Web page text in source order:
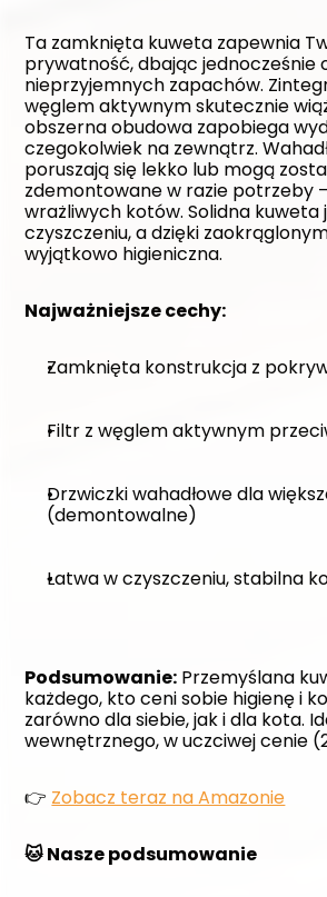
Ta zamknięta kuweta zapewnia
prywatność, dbając jednocześnie
nieprzyjemnych zapachów.
węglem aktywnym skutecznie
obszerna obudowa zapobiega
czegokolwiek na zewnątrz.
poruszają się lekko lub mogą
zdemontowane w razie potrzeby
wrażliwych kotów. Solidna kuweta
czyszczeniu, a dzięki
wyjątkowo higieniczna.
Najważniejsze cechy:
Zamknięta konstrukcja z
Filtr z węglem aktywnym
Drzwiczki wahadłowe dla
(demontowalne)
Łatwa w czyszczeniu, stabilna
Podsumowanie: Przemyślana
każdego, kto ceni sobie higienę i
zarówno dla siebie, jak i dla kota.
wewnętrznego, w uczciwej cenie
👉 Zobacz teraz na Amazonie
🐱 Nasze podsumowanie